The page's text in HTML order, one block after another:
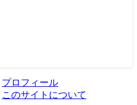
プロフィール
このサイトについて